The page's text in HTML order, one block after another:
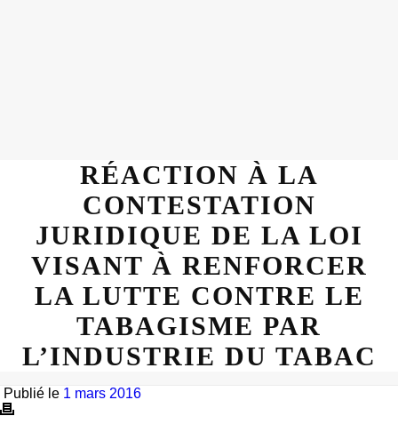
RÉACTION À LA
CONTESTATION
JURIDIQUE DE LA LOI
VISANT À RENFORCER
LA LUTTE CONTRE LE
TABAGISME PAR
L’INDUSTRIE DU TABAC
Publié le 1 mars 2016